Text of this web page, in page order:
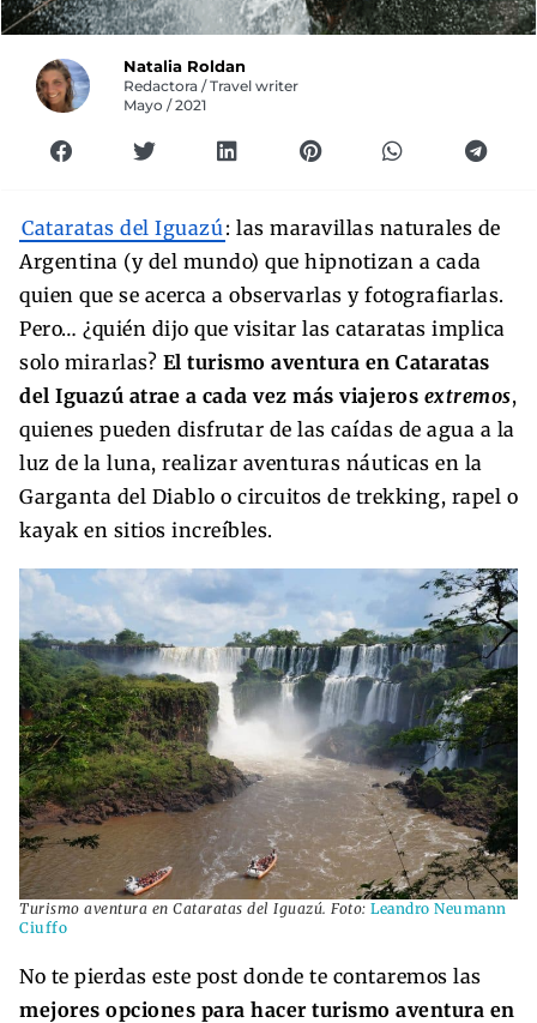
Natalia Roldan
Redactora / Travel writer
Mayo / 2021
Cataratas del Iguazú : las maravillas naturales de
Argentina (y del mundo) que hipnotizan a cada
quien que se acerca a observarlas y fotografiarlas.
Pero… ¿quién dijo que visitar las cataratas implica
solo mirarlas? El turismo aventura en Cataratas
del Iguazú atrae a cada vez más viajeros extremos,
quienes pueden disfrutar de las caídas de agua a la
luz de la luna, realizar aventuras náuticas en la
Garganta del Diablo o circuitos de trekking, rapel o
kayak en sitios increíbles.
Turismo aventura en Cataratas del Iguazú. Foto: Leandro Neumann
Ciuffo
No te pierdas este post donde te contaremos las
mejores opciones para hacer turismo aventura en